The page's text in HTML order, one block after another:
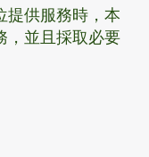
提供服務時，本
，並且採取必要